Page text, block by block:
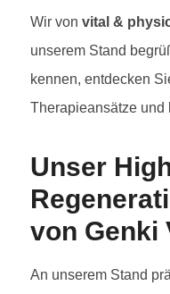
Wir von vital &
unserem Stand
kennen, entdecken
Therapieansätze und
Unser
von Genki
An unserem Stand